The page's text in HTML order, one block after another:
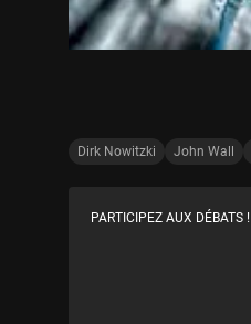
Dirk Nowitzki John Wall
PARTICIPEZ AUX DÉBATS !